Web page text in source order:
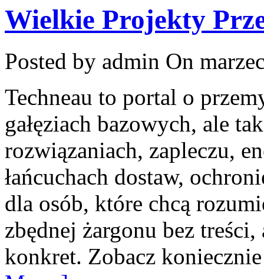
Wielkie Projekty
Posted by admin On
Techneau to portal o
gałęziach bazowych, ale
rozwiązaniach, zapleczu,
łańcuchach dostaw,
dla osób, które chcą
zbędnej żargonu bez
konkret. Zobacz